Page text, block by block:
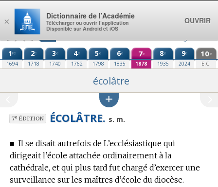
Aller au contenu
1re
1694
2e
1718
3e
1740
4e
1762
5e
1798
6e
1835
7e
1878
8e
1935
9e
2024
10e
E.C.
écolâtre
7eÉDITION ÉCOLÂTRE. s. m.
■ Il se disait autrefois de L’ecclésiastique qui
dirigeait l’école attachée ordinairement à la
cathédrale, et qui plus tard fut chargé d’exercer une
surveillance sur les maîtres d’école du diocèse.
×
Dictionnaire de l’Académie
Télécharger ou ouvrir l’application
Disponible sur Android et iOS
OUVRIR